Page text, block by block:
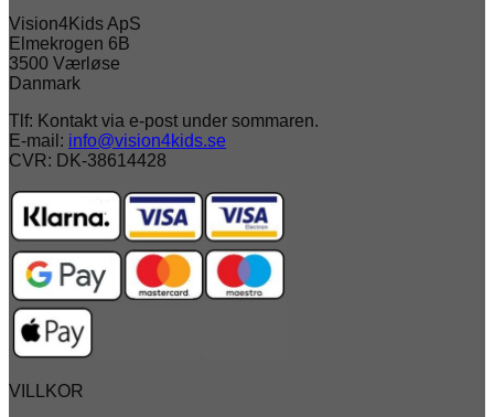
Vision4Kids ApS
Elmekrogen 6B
3500 Værløse
Danmark
Tlf: Kontakt via e-post under sommaren.
E-mail: info@vision4kids.se
CVR: DK-38614428
VILLKOR